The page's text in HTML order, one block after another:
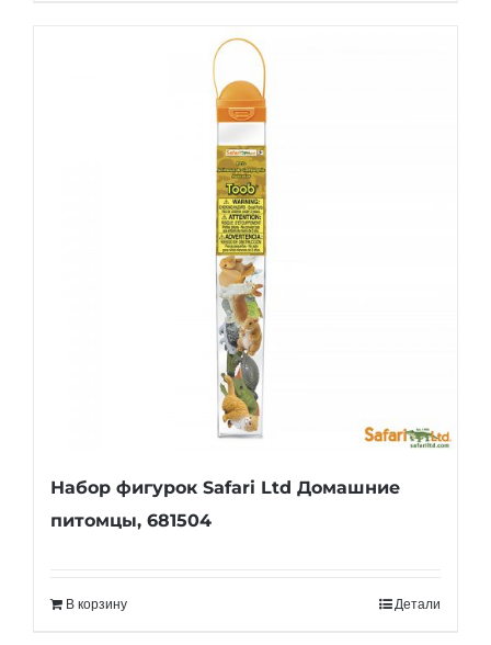
Набор фигурок Safari Ltd Домашние
питомцы, 681504
В корзину Детали